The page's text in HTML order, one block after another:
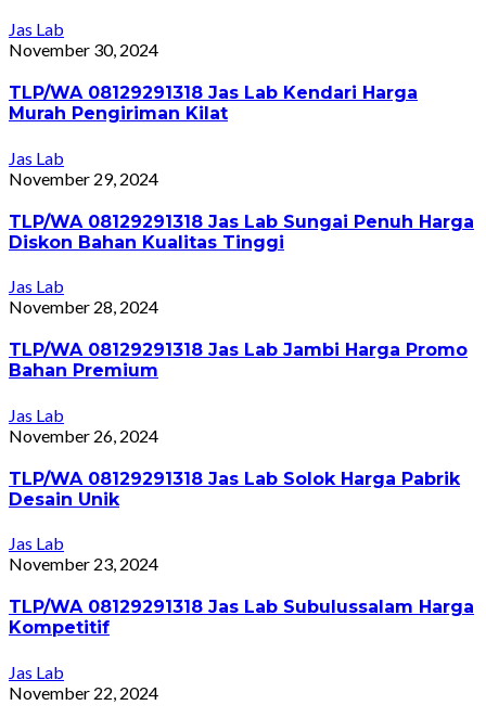
Jas Lab
November 30, 2024
TLP/WA 08129291318 Jas Lab Kendari Harga
Murah Pengiriman Kilat
Jas Lab
November 29, 2024
TLP/WA 08129291318 Jas Lab Sungai Penuh Harga
Diskon Bahan Kualitas Tinggi
Jas Lab
November 28, 2024
TLP/WA 08129291318 Jas Lab Jambi Harga Promo
Bahan Premium
Jas Lab
November 26, 2024
TLP/WA 08129291318 Jas Lab Solok Harga Pabrik
Desain Unik
Jas Lab
November 23, 2024
TLP/WA 08129291318 Jas Lab Subulussalam Harga
Kompetitif
Jas Lab
November 22, 2024